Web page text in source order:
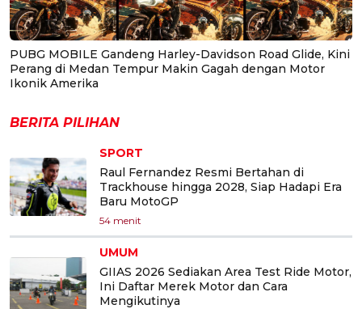
PUBG MOBILE Gandeng Harley-Davidson Road Glide, Kini
Perang di Medan Tempur Makin Gagah dengan Motor
Ikonik Amerika
BERITA PILIHAN
SPORT
Raul Fernandez Resmi Bertahan di
Trackhouse hingga 2028, Siap Hadapi Era
Baru MotoGP
54 menit
UMUM
GIIAS 2026 Sediakan Area Test Ride Motor,
Ini Daftar Merek Motor dan Cara
Mengikutinya